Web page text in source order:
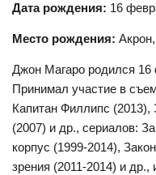
Дата рождения: 16
Место рождения:
Джон Магаро родился 16
Принимал участие в
Капитан Филлипс
(2007) и др., сериалов:
корпус (1999-2014),
зрения (2011-2014) и